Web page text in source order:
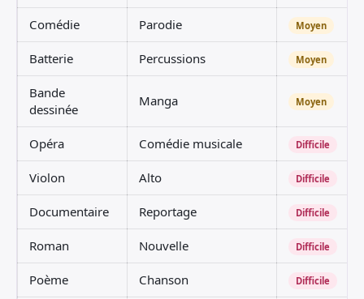
Comédie Parodie Moyen
Batterie Percussions Moyen
Bande
dessinée
Manga Moyen
Opéra Comédie musicale Difficile
Violon Alto Difficile
Documentaire Reportage Difficile
Roman Nouvelle Difficile
Poème Chanson Difficile